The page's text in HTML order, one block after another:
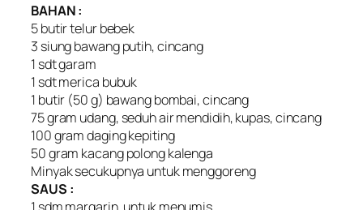
BAHAN :
5 butir telur bebek
3 siung bawang putih, cincang
1 sdt garam
1 sdt merica bubuk
1 butir (50 g) bawang bombai, cincang
75 gram udang, seduh air mendidih, kupas, cincang
100 gram daging kepiting
50 gram kacang polong kalenga
Minyak secukupnya untuk menggoreng
SAUS :